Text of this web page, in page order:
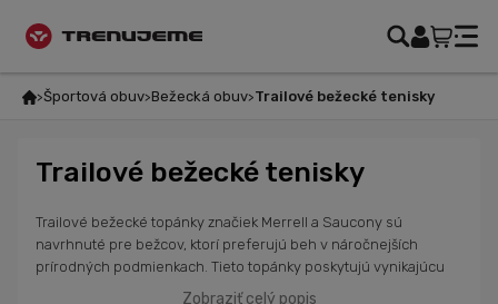
Športová obuv Bežecká obuv Trailové bežecké tenisky
Trailové bežecké tenisky
Trailové bežecké topánky značiek Merrell a Saucony sú
navrhnuté pre bežcov, ktorí preferujú beh v náročnejších
prírodných podmienkach. Tieto topánky poskytujú vynikajúcu
trakciu, stabilitu a ochranu, aby si sa mohol sústrediť na výkon,
Zobraziť celý popis